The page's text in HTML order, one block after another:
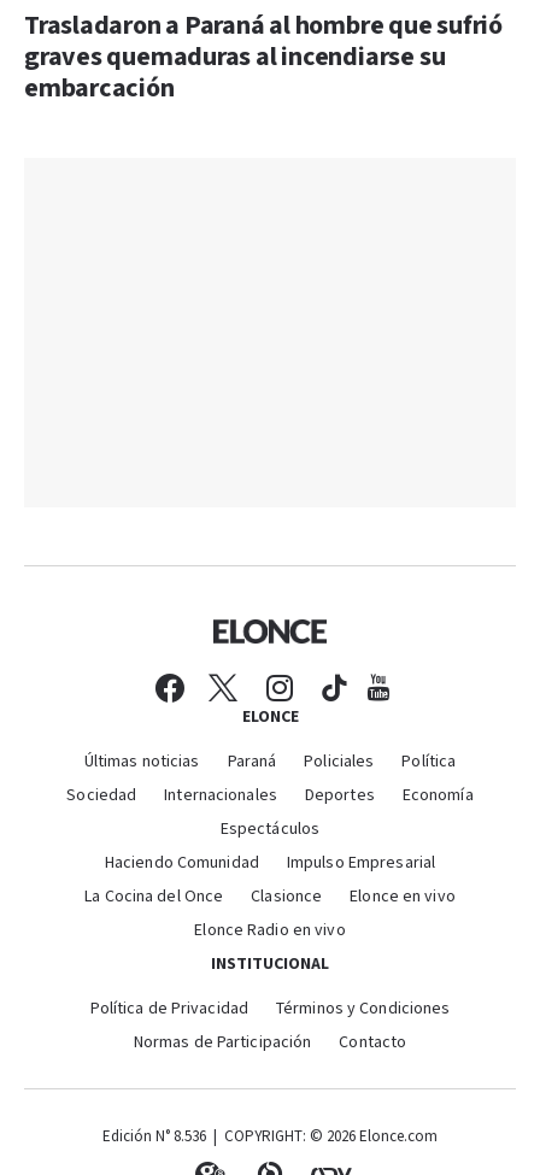
Trasladaron a Paraná al hombre que sufrió
graves quemaduras al incendiarse su
embarcación
ELONCE
Últimas noticias Paraná Policiales
Política
Sociedad
Internacionales Deportes
Economía
Espectáculos
Haciendo Comunidad
Impulso Empresarial
La Cocina del Once
Clasionce
Elonce en vivo
Elonce Radio en vivo
INSTITUCIONAL
Política de Privacidad
Términos y Condiciones
Normas de Participación
Contacto
Edición N° 8.536 | COPYRIGHT: © 2026 Elonce.com